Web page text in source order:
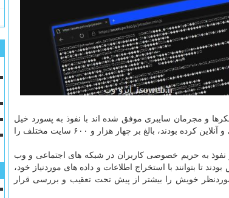
و مجرمان سایبری موفق شده اند با نفوذ به پسورد خیل
عظیمی از كاربران كه در وب سایت های مختلف مبادرت به پرداخت های الكترونیكی و آنلاین كرده بودند، بالغ بر چهار هزار و ۶۰۰ سایت مختلف را
به حریم خصوصی كاربران در شبكه های اجتماعی و وب
بتوانند با استخراج اطلاعات و داده های موردنیاز خود،
خویش را بیشتر از پیش تحت تعقیب و بررسی قرار